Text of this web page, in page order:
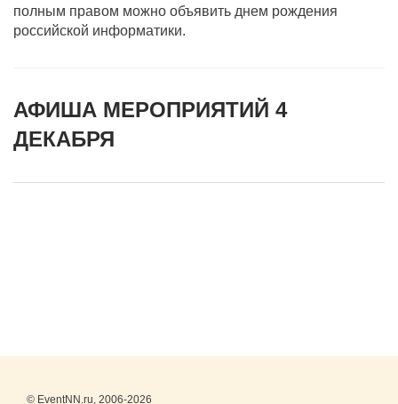
полным правом можно объявить днем рождения
российской информатики.
АФИША МЕРОПРИЯТИЙ 4
ДЕКАБРЯ
© EventNN.ru, 2006-2026